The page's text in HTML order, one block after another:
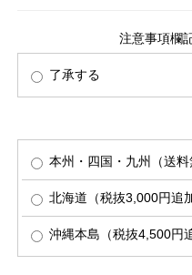
注意事項欄
了承する
本州・四国・九州（送料
北海道（税抜3,000円追加
沖縄本島（税抜4,500円